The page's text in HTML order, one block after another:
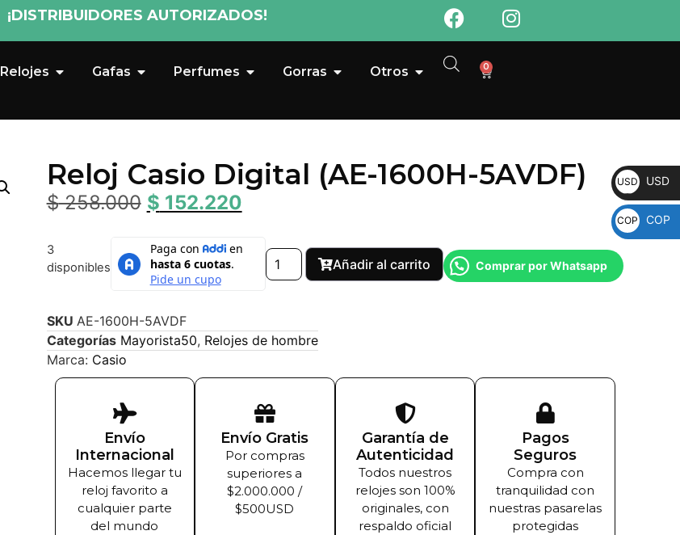
¡DISTRIBUIDORES AUTORIZADOS!
Relojes Gafas Perfumes Gorras Otros 0
Reloj Casio Digital (AE-1600H-5AVDF)
$258.000 $ 152.220
3
disponibles
Añadir al carrito Comprar por Whatsapp
SKU AE-1600H-5AVDF
Categorías Mayorista50, Relojes de hombre
Marca: Casio
Envío
Internacional
Hacemos llegar tu
reloj favorito a
cualquier parte
del mundo
Envío Gratis
Por compras
superiores a
$2.000.000 /
$500USD
Garantía de
Autenticidad
Todos nuestros
relojes son 100%
originales, con
respaldo oficial
Pagos
Seguros
Compra con
tranquilidad con
nuestras pasarelas
protegidas
USD USD
COP COP